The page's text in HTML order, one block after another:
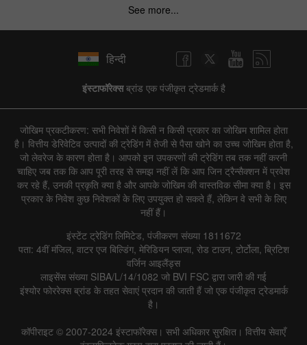
See more...
हिन्दी
इंस्टाफॉरेक्सब्रांड एक पंजीकृत ट्रेडमार्क है
जोखिम प्रकटीकरण: सभी निवेशों में किसी न किसी प्रकार का जोखिम शामिल होता
है। वित्तीय डेरिवेटिव उत्पादों की ट्रेडिंग में तेजी से पैसा खोने का उच्च जोखिम होता है,
जो लेवरेज के कारण होता है। आपको इन उपकरणों की ट्रेडिंग तब तक नहीं करनी
चाहिए जब तक कि आप पूरी तरह से समझ नहीं लें कि आप जिन ट्रैन्सैक्शन में प्रवेश
कर रहे हैं, उनकी प्रकृति क्या है और आपके जोखिम की वास्तविक सीमा क्या है। इस
प्रकार के निवेश कुछ निवेशकों के लिए उपयुक्त हो सकते हैं, लेकिन वे सभी के लिए
नहीं हैं।
इंस्टेंट ट्रेडिंग लिमिटेड, पंजीकरण संख्या 1811672
पता: 4वीं मंजिल, वाटर एज बिल्डिंग, मेरिडियन प्लाजा, रोड टाउन, टोर्टोला, ब्रिटिश
वर्जिन आइलैंड्स
लाइसेंस संख्या SIBA/L/14/1082 जो BVI FSC द्वारा जारी की गई
इंश्योर फोररेक्स ब्रांड के तहत सेवाएं प्रदान की जाती हैं जो एक पंजीकृत ट्रेडमार्क
है।
कॉपीराइट © 2007-2024 इंस्टाफॉरेक्स। सभी अधिकार सुरक्षित। वित्तीय सेवाएँ